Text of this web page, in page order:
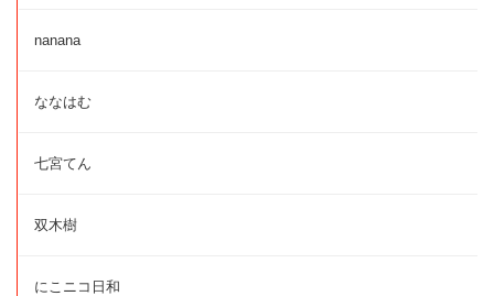
nanana
ななはむ
七宮てん
双木樹
にこニコ日和